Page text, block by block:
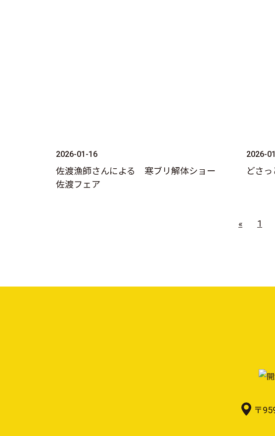
2026-01-16
佐渡漁師さんによる 寒ブリ解体ショー
佐渡フェア
2026-
どさ
« 1
〒